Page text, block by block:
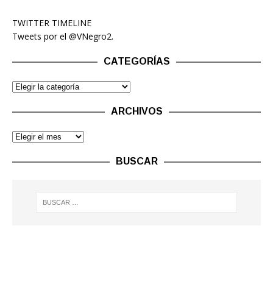
TWITTER TIMELINE
Tweets por el @VNegro2.
CATEGORÍAS
ARCHIVOS
BUSCAR